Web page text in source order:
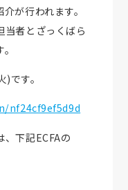
が行われます。
当者とざっくばら
です。
nf24cf9ef5d9d
下記ECFAの